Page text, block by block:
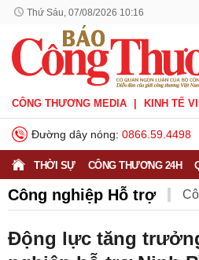
Thứ Sáu, 07/08/2026 10:16
CÔNG THƯƠNG MEDIA KINH TẾ
Đường dây nóng: 0866.59.4498
THỜI SỰ CÔNG THƯƠNG 24H
Công nghiệp Hỗ trợ
Động lực tăng